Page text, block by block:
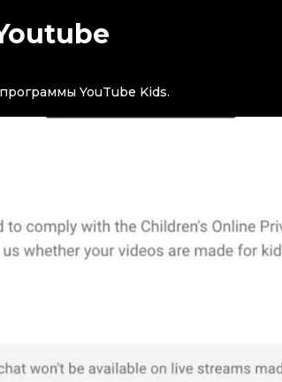
YouTube Kids.